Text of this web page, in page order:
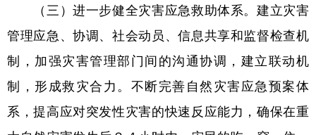
（三）进一步健全灾害应急救助体系。建立灾害
管理应急、协调、社会动员、信息共享和监督检查机
制，加强灾害管理部门间的沟通协调，建立联动机
制，形成救灾合力。不断完善自然灾害应急预案体
系，提高应对突发性灾害的快速反应能力，确保在重